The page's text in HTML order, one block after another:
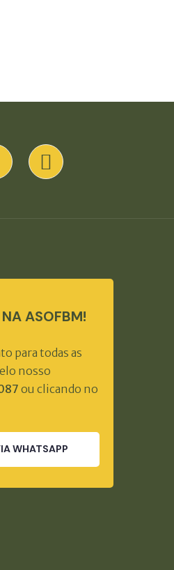
ASOFBM!
para todas as
nosso
ou clicando no
WHATSAPP